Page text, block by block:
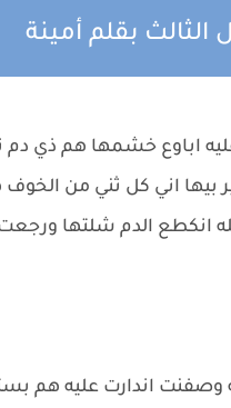
بقلم أمينة
اباوع خشمها هم ذي دم
اني كل ثني من
الدم شلتها ورجعت
وصفنت اندارت عليه هم